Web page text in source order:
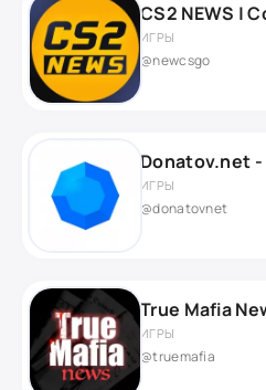
CS2 NEWS |
ИГРЫ
@newcsgo
Donatov.net -
ИГРЫ
@donatovnet
True Mafia
ИГРЫ
@truemafia